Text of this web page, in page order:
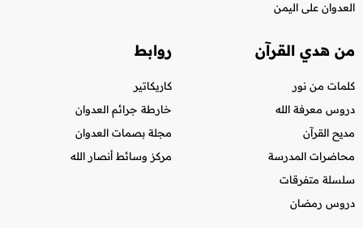
العدوان على اليمن
من هدي القرآن
كلمات من نور
دروس معرفة الله
مديح القرآن
محاضرات المدرسة
سلسلة متفرقات
دروس رمضان
روابط
كاريكاتير
خارطة جرائم العدوان
مجلة بصمات العدوان
مركز وسائط أنصار الله